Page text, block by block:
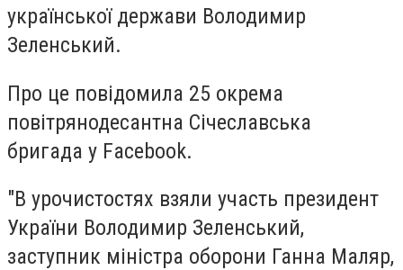
української держави Володимир
Зеленський.
Про це повідомила 25 окрема
повітрянодесантна Січеславська
бригада у Facebook.
"В урочистостях взяли участь президент
України Володимир Зеленський,
заступник міністра оборони Ганна Маляр,